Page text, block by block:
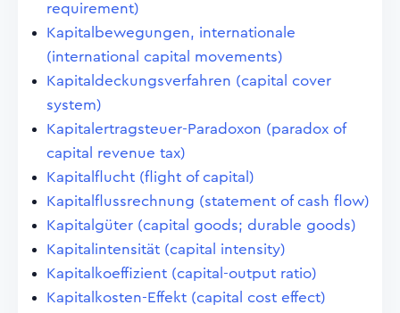
requirement)
Kapitalbewegungen, internationale
(international capital movements)
Kapitaldeckungsverfahren (capital cover
system)
Kapitalertragsteuer-Paradoxon (paradox of
capital revenue tax)
Kapitalflucht (flight of capital)
Kapitalflussrechnung (statement of cash flow)
Kapitalgüter (capital goods; durable goods)
Kapitalintensität (capital intensity)
Kapitalkoeffizient (capital-output ratio)
Kapitalkosten-Effekt (capital cost effect)